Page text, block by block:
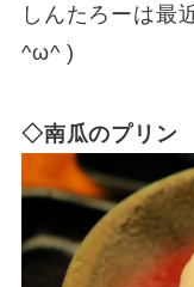
しんたろーは最
^ω^ )
◇南瓜のプリン